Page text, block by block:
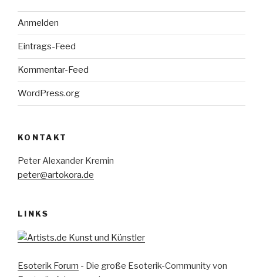
Anmelden
Eintrags-Feed
Kommentar-Feed
WordPress.org
KONTAKT
Peter Alexander Kremin
peter@artokora.de
LINKS
Esoterik Forum - Die große Esoterik-Community von